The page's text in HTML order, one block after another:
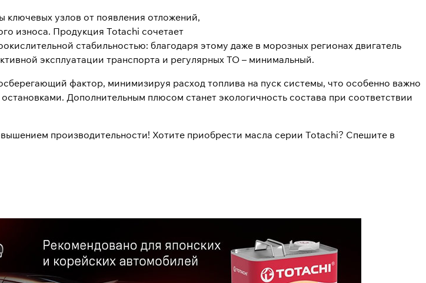
ключевых узлов от появления отложений,
износа. Продукция Totachi сочетает
стабильностью: благодаря этому даже в морозных регионах двигатель
эксплуатации транспорта и регулярных ТО – минимальный.
фактор, минимизируя расход топлива на пуск системы, что особенно важно
Дополнительным плюсом станет экологичность состава при соответствии
производительности! Хотите приобрести масла серии Totachi? Спешите в